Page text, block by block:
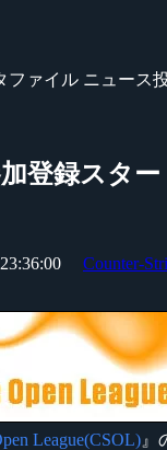
ファイル ニュース
登録スター
Counter-
League(CSOL) 』